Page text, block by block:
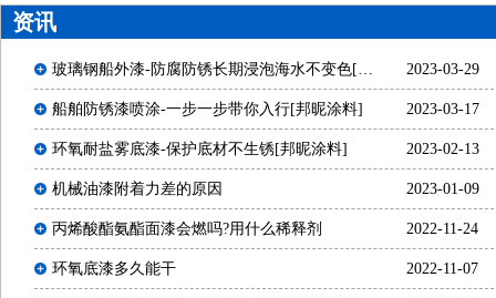
资讯
玻璃钢船外漆-防腐防锈长期浸泡海水不变色[邦
昵涂料]
2023-03-29
船舶防锈漆喷涂-一步一步带你入行[邦昵涂料] 2023-03-17
环氧耐盐雾底漆-保护底材不生锈[邦昵涂料] 2023-02-13
机械油漆附着力差的原因 2023-01-09
丙烯酸酯氨酯面漆会燃吗?用什么稀释剂 2022-11-24
环氧底漆多久能干 2022-11-07